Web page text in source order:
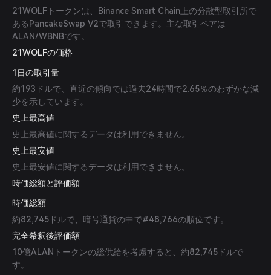
21WOLFトークンは、Binance Smart Chain上の分散型取引所で
あるPancakeSwap V2で取引できます。主な取引ペアは
ALAN/WBNBです。
21WOLFの価格
1日の取引量
約193ドルで、直近の傾向では過去24時間で2.65％のわずかな減
少を示しています。
史上最高値
史上最高値に関するデータは利用できません。
史上最安値
史上最安値に関するデータは利用できません。
時価総額と評価額
時価総額
約82,745ドルで、暗号通貨の中で#48,766の順位です。
完全希釈後評価額
10億ALANトークンの総供給を考慮すると、約82,745ドルで
す。